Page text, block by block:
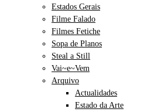
Estados Gerais
Filme Falado
Filmes Fetiche
Sopa de Planos
Steal a Still
Vai~e~Vem
Arquivo
Actualidades
Estado da Arte